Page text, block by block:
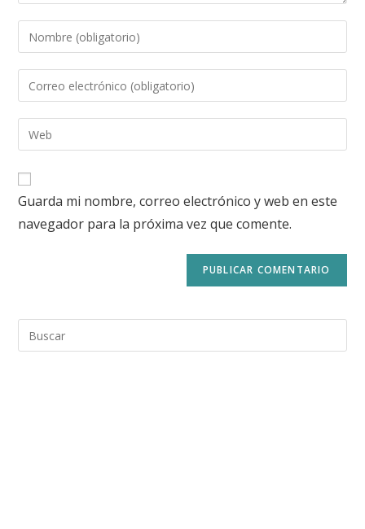
Guarda mi nombre, correo electrónico y web en este
navegador para la próxima vez que comente.